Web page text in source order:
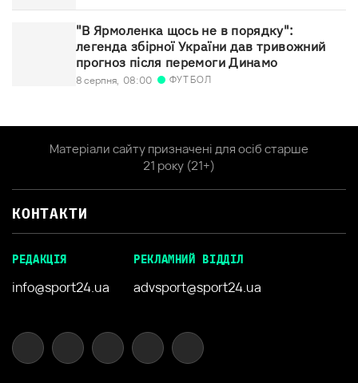
"В Ярмоленка щось не в порядку":
легенда збірної України дав тривожний
прогноз після перемоги Динамо
8 серпня, 08:00 ФУТБОЛ
Матеріали сайту призначені для осіб старше
21 року (21+)
КОНТАКТИ
РЕДАКЦІЯ
info@sport24.ua
РЕКЛАМНИЙ ВІДДІЛ
advsport@sport24.ua